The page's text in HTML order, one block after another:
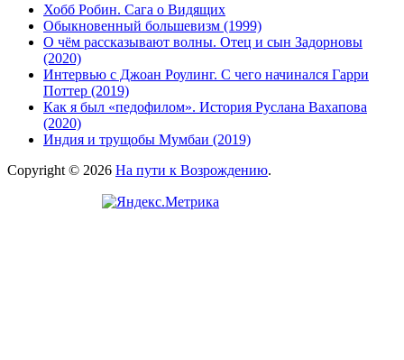
Хобб Робин. Сага о Видящих
Обыкновенный большевизм (1999)
О чём рассказывают волны. Отец и сын Задорновы
(2020)
Интервью с Джоан Роулинг. С чего начинался Гарри
Поттер (2019)
Как я был «педофилом». История Руслана Вахапова
(2020)
Индия и трущобы Мумбаи (2019)
Copyright © 2026 На пути к Возрождению.